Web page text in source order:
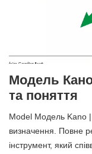
Модель
та поняття
Model Модель Kano
визначення. Повне
інструмент, який